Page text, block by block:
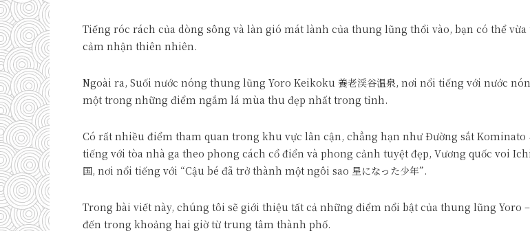
Tiếng róc rách của dòng sông và làn gió mát lành của thung lũng thổi vào, bạn có thể vừa
cảm nhận thiên nhiên.
Ngoài ra, Suối nước nóng thung lũng Yoro Keikoku 養老渓谷温泉, nơi nổi tiếng với nước
một trong những điểm ngắm lá mùa thu đẹp nhất trong tỉnh.
Có rất nhiều điểm tham quan trong khu vực lân cận, chẳng hạn như Đường sắt Kominato
tiếng với tòa nhà ga theo phong cách cổ điển và phong cảnh tuyệt đẹp, Vương quốc voi
国, nơi nổi tiếng với “Cậu bé đã trở thành một ngôi sao 星になった少年”.
Trong bài viết này, chúng tôi sẽ giới thiệu tất cả những điểm nổi bật của thung lũng Yoro
đến trong khoảng hai giờ từ trung tâm thành phố.